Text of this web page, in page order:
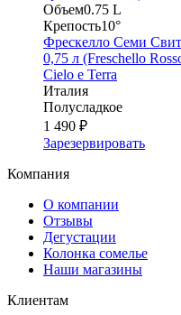
Объем0.75 L
Крепость10°
Фрескелло Семи Свит
0,75 л (Freschello
Cielo e Terra
Италия
Полусладкое
1 490 ₽
Зарезервировать
Компания
О компании
Отзывы
Дегустации
Колонка сомелье
Наши магазины
Клиентам